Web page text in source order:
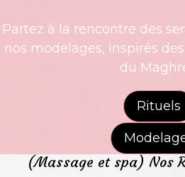
Partez à la rencontre des
nos modelages, inspirés
du
Rituels
(Massage et spa) Nos